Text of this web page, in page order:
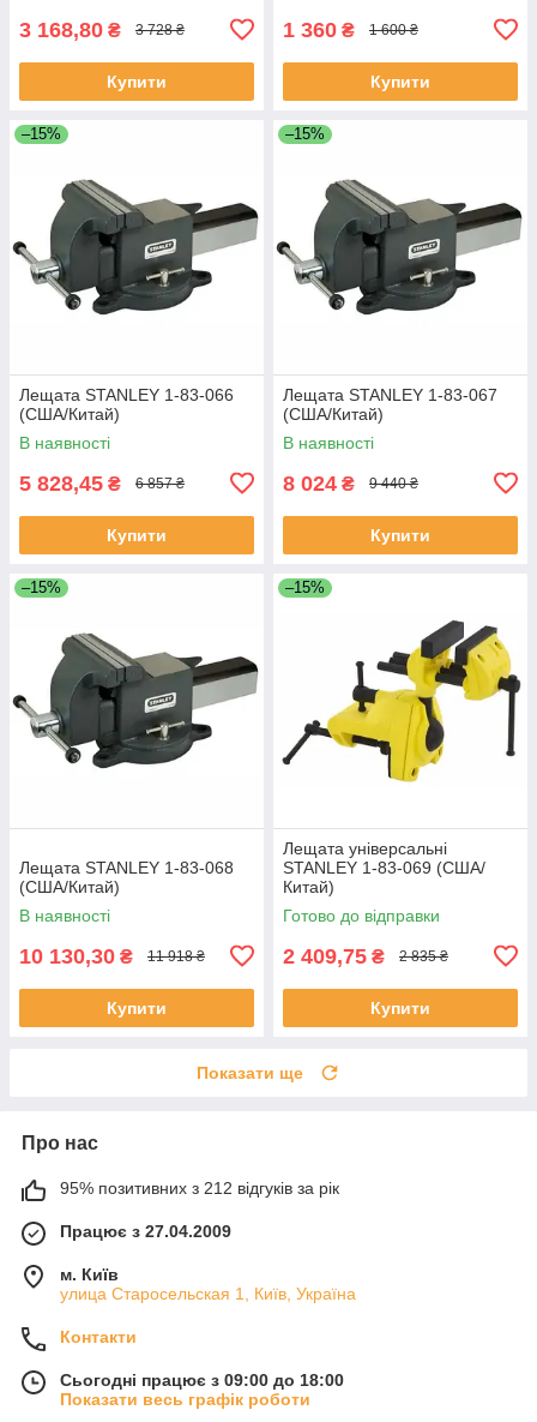
3 168,80 ₴ 3 728 ₴
Купити
1 360 ₴ 1 600 ₴
Купити
–15%
Лещата STANLEY 1-83-066
(США/Китай)
В наявності
5 828,45 ₴ 6 857 ₴
Купити
–15%
Лещата STANLEY 1-83-067
(США/Китай)
В наявності
8 024 ₴ 9 440 ₴
Купити
–15%
Лещата STANLEY 1-83-068
(США/Китай)
В наявності
10 130,30 ₴ 11 918 ₴
Купити
–15%
Лещата універсальні
STANLEY 1-83-069 (США/
Китай)
Готово до відправки
2 409,75 ₴ 2 835 ₴
Купити
Показати ще
Про нас
95% позитивних з 212 відгуків за рік
Працює з 27.04.2009
м. Київ
улица Старосельская 1, Київ, Україна
Контакти
Сьогодні працює з 09:00 до 18:00
Показати весь графік роботи